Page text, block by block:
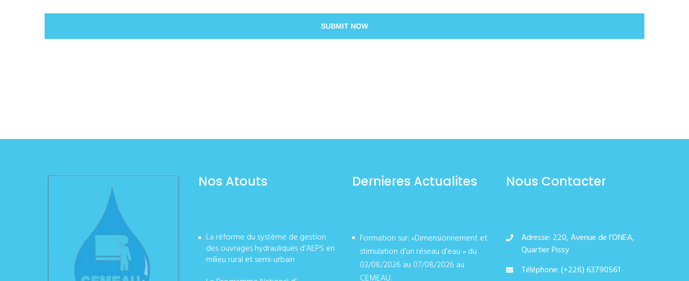
SUBMIT NOW
Nos Atouts
La réforme du système de gestion
des ouvrages hydrauliques d’AEPS en
milieu rural et semi-urbain
Dernieres Actualites
Formation sur: »Dimensionnement et
stimulation d’un réseau d’eau » du
03/08/2026 au 07/08/2026 au
CEMEAU.
Nous Contacter
Adresse: 220, Avenue de l’ONEA,
Quartier Pissy
Téléphone: (+226) 63790561